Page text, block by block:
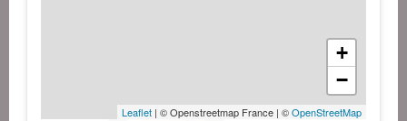
+
−
Leaflet | © Openstreetmap France | ©OpenStreetMap